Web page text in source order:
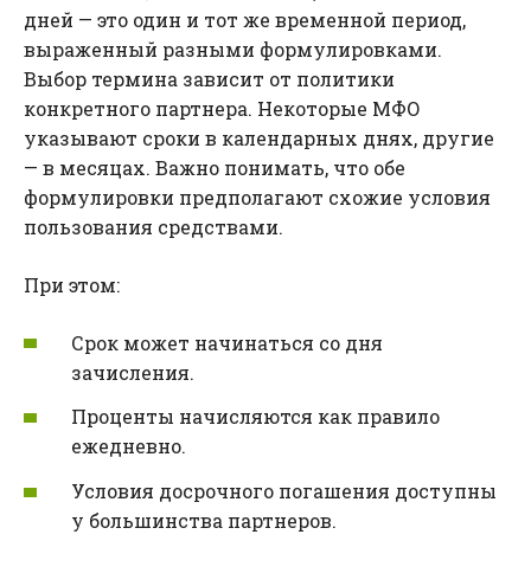
дней — это один и тот же временной период,
выраженный разными формулировками.
Выбор термина зависит от политики
конкретного партнера. Некоторые МФО
указывают сроки в календарных днях, другие
— в месяцах. Важно понимать, что обе
формулировки предполагают схожие условия
пользования средствами.
При этом:
Срок может начинаться со дня
зачисления.
Проценты начисляются как правило
ежедневно.
Условия досрочного погашения доступны
у большинства партнеров.